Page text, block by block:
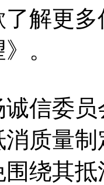
解更
。
委员
质量
绕其